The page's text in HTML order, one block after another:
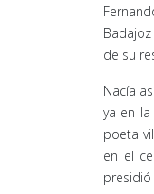
de su
Nacía
ya en
poeta
en el